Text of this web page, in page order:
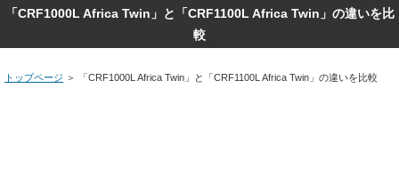
「CRF1000L Africa Twin」と「CRF1100L Africa Twin」の違いを比
較
トップページ ＞ 「CRF1000L Africa Twin」と「CRF1100L Africa Twin」の違いを比較